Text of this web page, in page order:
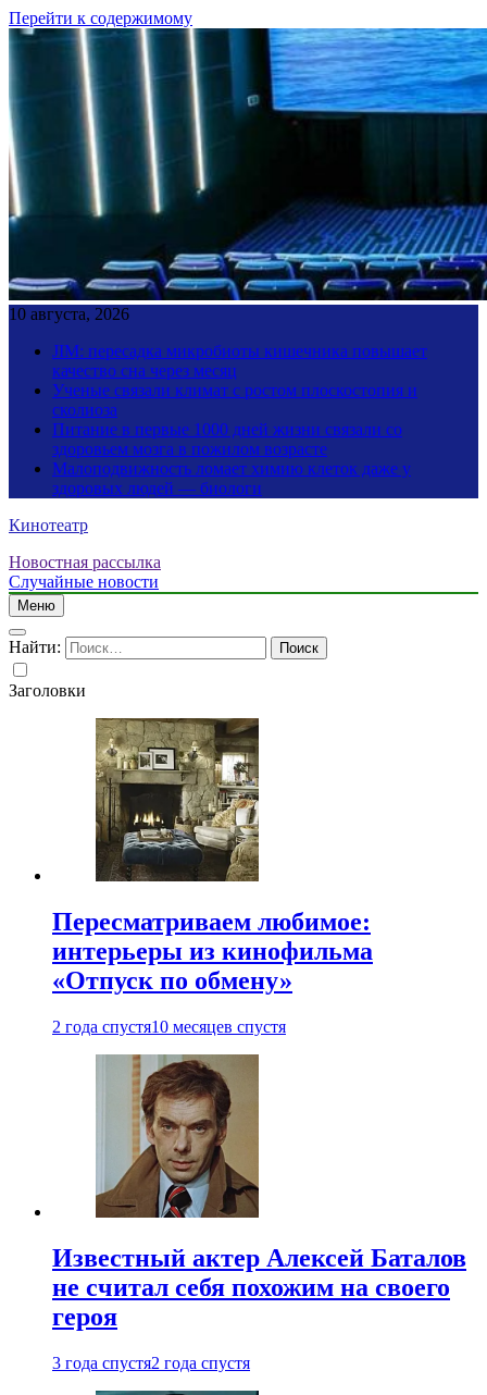
Перейти к содержимому
10 августа, 2026
JIM: пересадка микробиоты кишечника повышает
качество сна через месяц
Ученые связали климат с ростом плоскостопия и
сколиоза
Питание в первые 1000 дней жизни связали со
здоровьем мозга в пожилом возрасте
Малоподвижность ломает химию клеток даже у
здоровых людей — биологи
Кинотеатр
Новостная рассылка
Случайные новости
Меню
Найти:
Заголовки
Пересматриваем любимое:
интерьеры из кинофильма
«Отпуск по обмену»
2 года спустя10 месяцев спустя
Известный актер Алексей Баталов
не считал себя похожим на своего
героя
3 года спустя2 года спустя